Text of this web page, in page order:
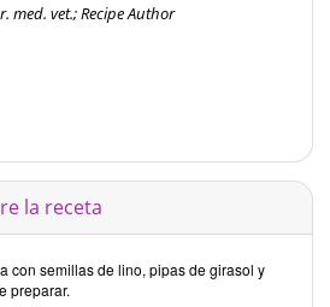
med. vet.; Recipe Author
la receta
con semillas de lino, pipas de girasol y
preparar.